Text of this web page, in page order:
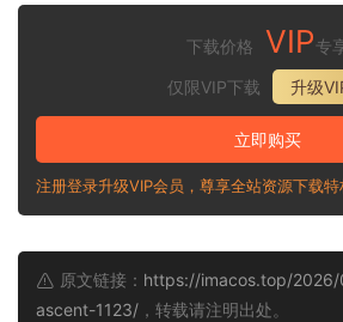
下载价格 VIP专
仅限VIP下载
升级
立即购买
注册登录升级VIP会员，尊享全站资源下载特
原文链接： https://imacos.top/
ascent-1123/ ，转载请注明出处。